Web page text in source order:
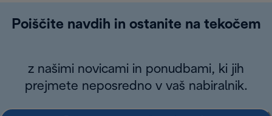
Poiščite navdih in ostanite na tekočem
z našimi novicami in ponudbami, ki jih
prejmete neposredno v vaš nabiralnik.